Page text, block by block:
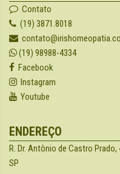
Contato
(19) 3871.8018
(19) 98988-4334
Facebook
Instagram
Youtube
ENDEREÇO
R. Dr. Antônio de Castro
SP